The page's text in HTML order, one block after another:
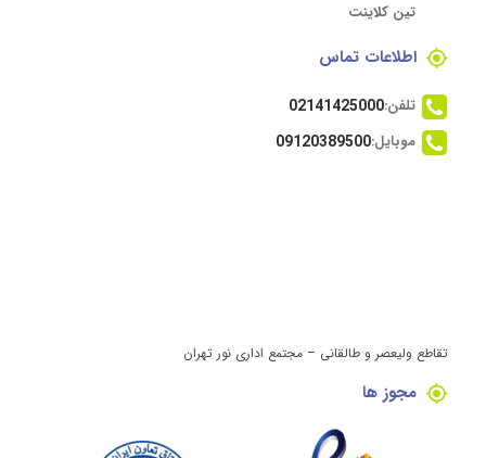
تین کلاینت
اطلاعات تماس
تلفن:02141425000
موبایل:09120389500
تقاطع ولیعصر و طالقانی – مجتمع اداری نور تهران
مجوز ها